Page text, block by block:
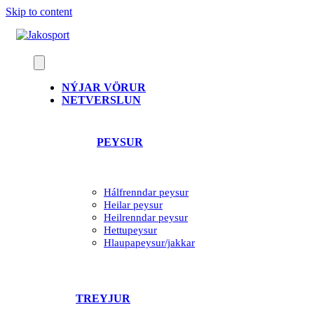
Skip to content
NÝJAR VÖRUR
NETVERSLUN
PEYSUR
Hálfrenndar peysur
Heilar peysur
Heilrenndar peysur
Hettupeysur
Hlaupapeysur/jakkar
TREYJUR